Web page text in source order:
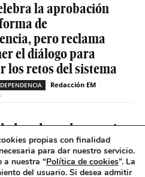
la aprobación
de
pero reclama
el diálogo para
los retos del sistema
Redacción EM -
no deseada es casi
superior entre
que tienen
propias con finalidad
para dar nuestro servicio.
a nuestra “Política de cookies”. La
del usuario. Si desea admitir